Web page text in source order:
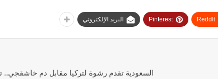
ReddIt
Pinterest البريد الإلكتروني
السعودية تقدم رشوة لتركيا مقابل دم خاشقجي..